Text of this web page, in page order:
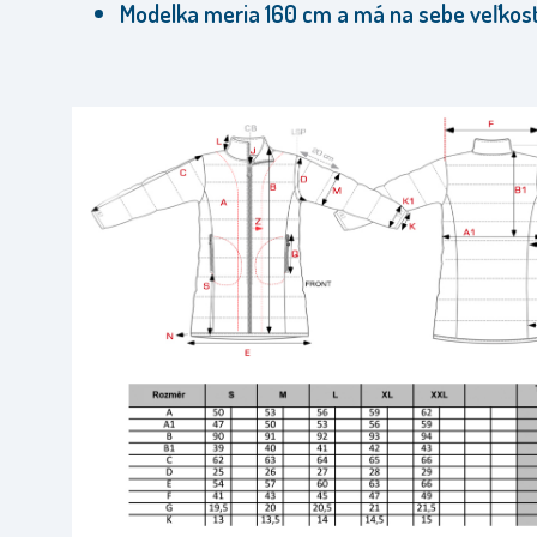
Modelka meria 160 cm a má na sebe